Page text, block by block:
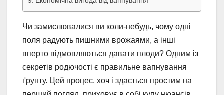
Чи замислювалися ви коли-небудь, чому одні
поля радують пишними врожаями, а інші
вперто відмовляються давати плоди? Одним із
секретів родючості є правильне вапнування
ґрунту. Цей процес, хоч і здається простим на